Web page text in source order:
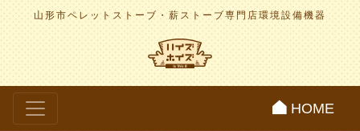
山形市ペレットストーブ・薪ストーブ専門店環境設備機器
HOME